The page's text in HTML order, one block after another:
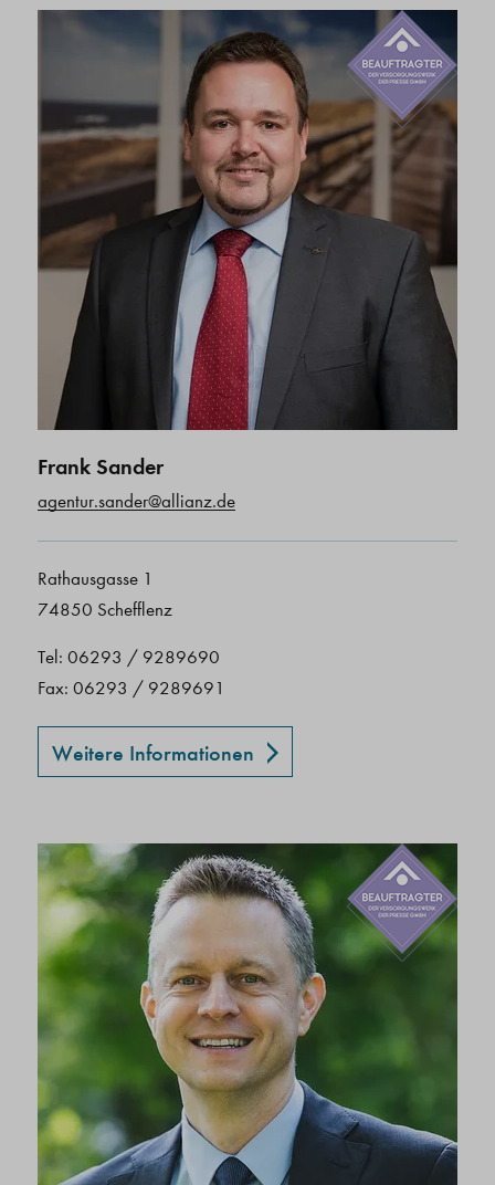
Frank Sander
agentur.sander@allianz.de
Rathausgasse 1
74850 Schefflenz
Tel: 06293 / 9289690
Fax: 06293 / 9289691
Weitere Informationen